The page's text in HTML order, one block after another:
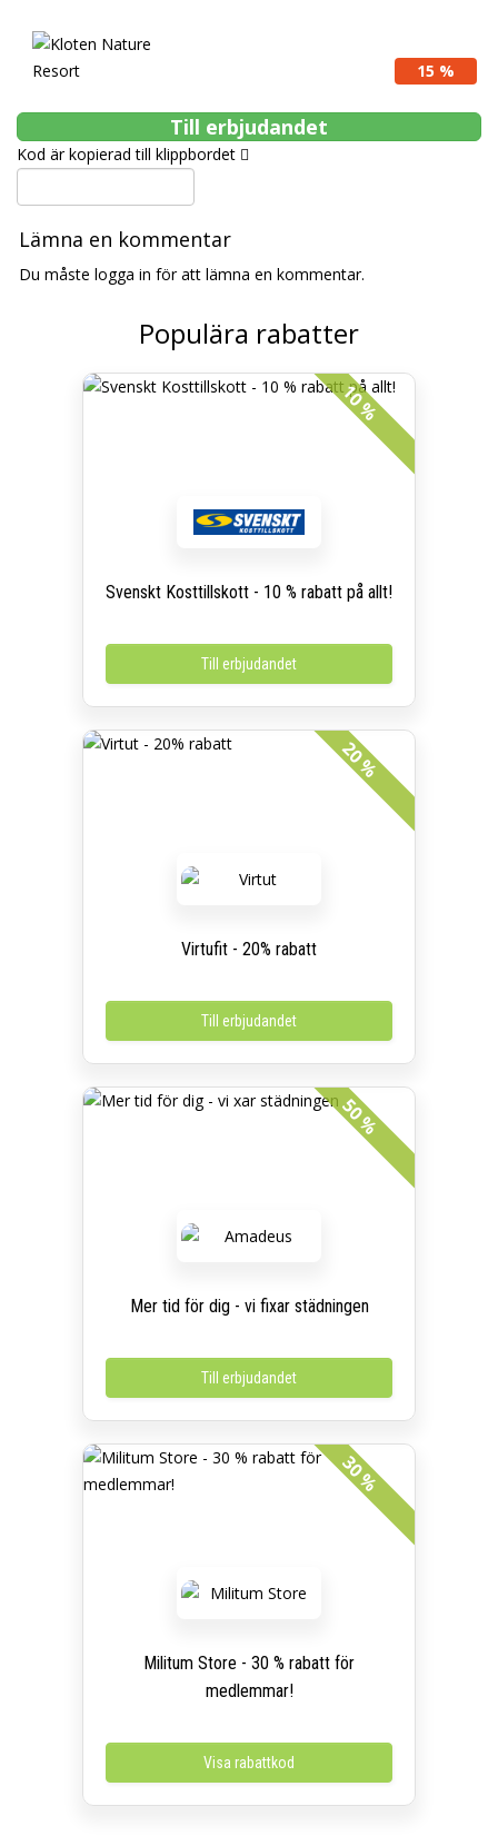
15 %
Till erbjudandet
Kod är kopierad till klippbordet
Lämna en kommentar
Du måste logga in för att lämna en kommentar.
Populära rabatter
10 %
Svenskt Kosttillskott - 10 % rabatt på allt!
Till erbjudandet
20 %
Virtufit - 20% rabatt
Till erbjudandet
50 %
Mer tid för dig - vi fixar städningen
Till erbjudandet
30 %
Militum Store - 30 % rabatt för
medlemmar!
Visa rabattkod